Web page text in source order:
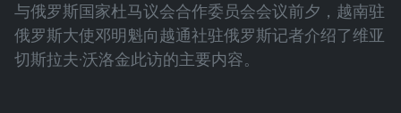
与俄罗斯国家杜马议会合作委员会会议前夕，越南驻
俄罗斯大使邓明魁向越通社驻俄罗斯记者介绍了维亚
切斯拉夫·沃洛金此访的主要内容。